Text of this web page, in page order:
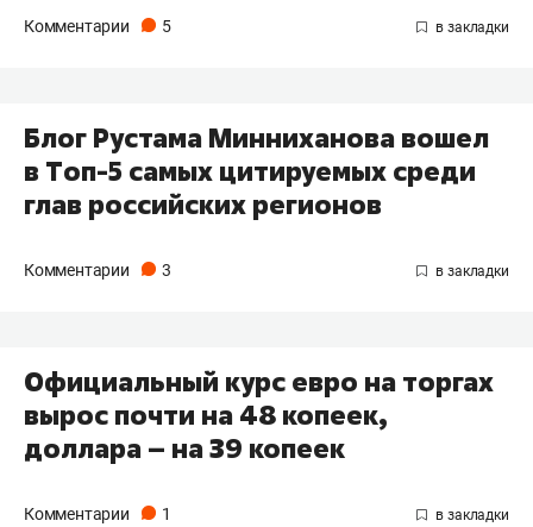
Комментарии 5
Блог Рустама Минниханова вошел
в Tоп-5 самых цитируемых среди
глав российских регионов
Комментарии 3
Официальный курс евро на торгах
вырос почти на 48 копеек,
доллара – на 39 копеек
Комментарии 1